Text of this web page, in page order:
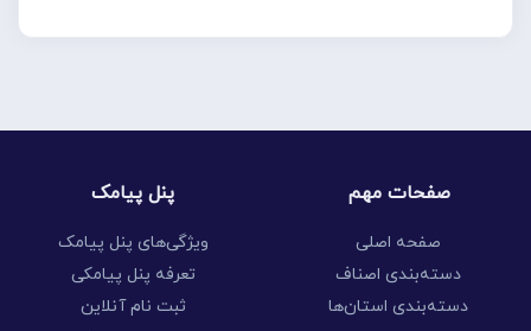
صفحات مهم
صفحه اصلی
دسته‌بندی اصناف
دسته‌بندی استان‌ها
پنل پیامک
ویژگی‌های پنل پیامک
تعرفه پنل پیامکی
ثبت نام آنلاین